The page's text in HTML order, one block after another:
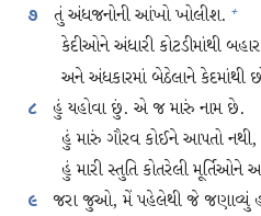
૭ તું અંધજનોની આંખો ખોલીશ. +
કેદીઓને અંધારી કોટડીમાંથી
અને અંધકારમાં બેઠેલાને કેદમાંથી
૮
હું યહોવા છું. એ જ મારું નામ છે.
હું મારું ગૌરવ કોઈને આપતો નથી,
હું મારી સ્તુતિ કોતરેલી મૂર્તિઓને
૯
જરા જુઓ, મેં પહેલેથી જે જણાવ્યું